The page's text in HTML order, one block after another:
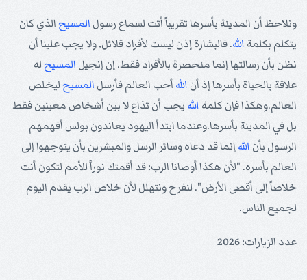
ونلاحظ أن المدينة بأسرها تقريباً أتت لسماع رسول المسيح الذي كان
يتكلم بكلمة الله. فالبشارة إذن ليست لأفراد قلائل, ولا يجب علينا أن
نظن بأن رسالتها إنما منحصرة بالأفراد فقط. إن إنجيل المسيح له
علاقة بالحياة بأسرها إذ أن الله أحب العالم فأرسل المسيحليخلص
العالم.وهكذا فإن كلمة الله يجب أن تذاع لا بين أشخاص معينين فقط
بل في المدينة بأسرها.وعندما ابتدأ اليهود يعاندون بولس أفهمهم
الرسول بأن اللهإنما قد دعاه وسائر الرسل والمبشرين بأن يتوجهوا إلى
العالم بأسره. "لأن هكذا أوصانا الرب: قد أقمتك نوراً للأمم لتكون أنت
خلاصاً إلى أقصى الأرض". لنفرح ونتهلل لأن خلاص الرب يقدم اليوم
لجميع الناس.
عدد الزيارات: 2026